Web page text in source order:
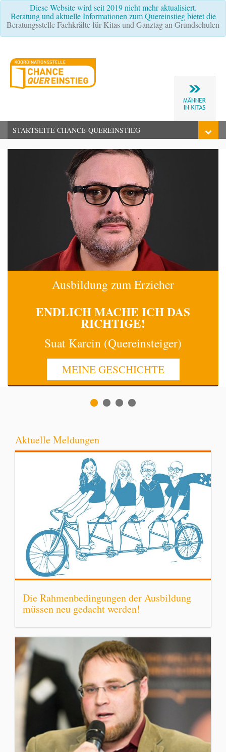
Diese Website wird seit 2019 nicht mehr aktualisiert.
Beratung und aktuelle Informationen zum Quereinstieg bietet die
Beratungsstelle Fachkräfte für Kitas und Ganztag an Grundschulen
STARTSEITE CHANCE-QUEREINSTIEG
Ausbildung zum Erzieher
ENDLICH MACHE ICHDAS
RICHTIGE!
Suat Karcin (Quereinsteiger)
MEINE GESCHICHTE
Aktuelle Meldungen
Die Rahmenbedingungen der Ausbildung
müssen neu gedacht werden!